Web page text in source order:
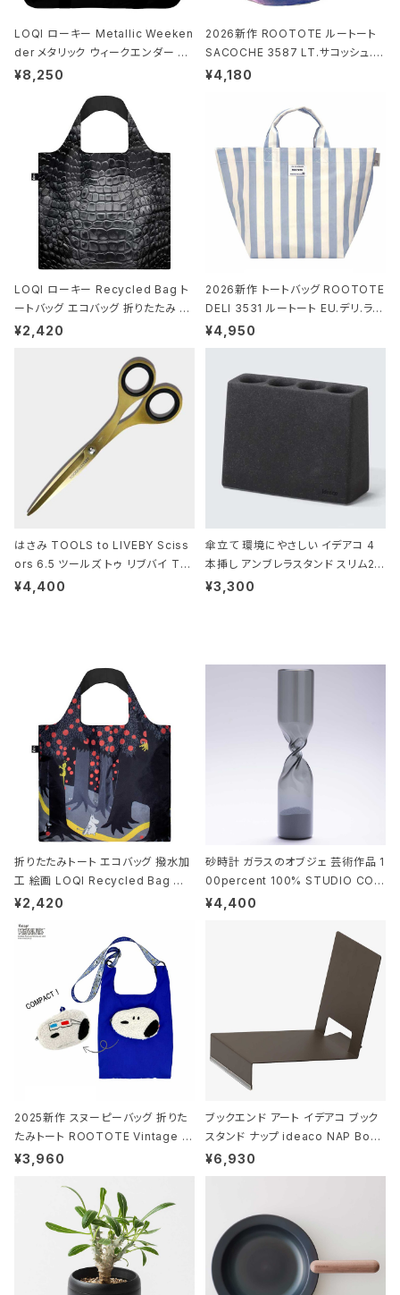
LOQI ローキー Metallic Weeken
der メタリック ウィークエンダー ボ
ストンバッグ ショルダーバッグ JEAN
ck ジャン=ミッシェル・バスキア/クラ
ウン ブラック
¥8,250
2026新作 ROOTOTE ルートート
SACOCHE 3587 LT.サコッシュ.ル
ミエ-B ショルダーバッグ グロスネイ
¥4,180
LOQI ローキー Recycled Bag ト
ートバッグ エコバッグ 折りたたみ 大
きめ 撥水加工 収納ポーチ CROCO
¥2,420
2026新作 トートバッグ ROOTOTE
DELI 3531 ルートート EU.デリ.ラミ
ネート-W サックス・ホワイト
¥4,950
はさみ TOOLS to LIVEBY Sciss
ors 6.5 ツールズ トゥ リブバイ TL
010 シザーズ 6.5 ゴールド
¥4,400
傘立て 環境にやさしい イデアコ 4
本挿し アンブレラスタンド スリム2 i
deaco Umbrella Stand slim2 s
¥3,300
折りたたみトート エコバッグ 撥水加
工 絵画 LOQI Recycled Bag ロ
ーキー 大きめ トートバッグ MOOMI
¥2,420
砂時計 ガラスのオブジェ 芸術作品 1
00percent 100% STUDIO COH
AKU Timeless 100パーセント ス
¥4,400
2025新作 スヌーピーバッグ 折りた
たみトート ROOTOTE Vintage P
EANUTS ROO-shopper mid 84
ド.ピーナッツ-0P 3Dグラス
¥3,960
ブックエンド アート イデアコ ブック
スタンド ナップ ideaco NAP Book
stand ブラウン
¥6,930